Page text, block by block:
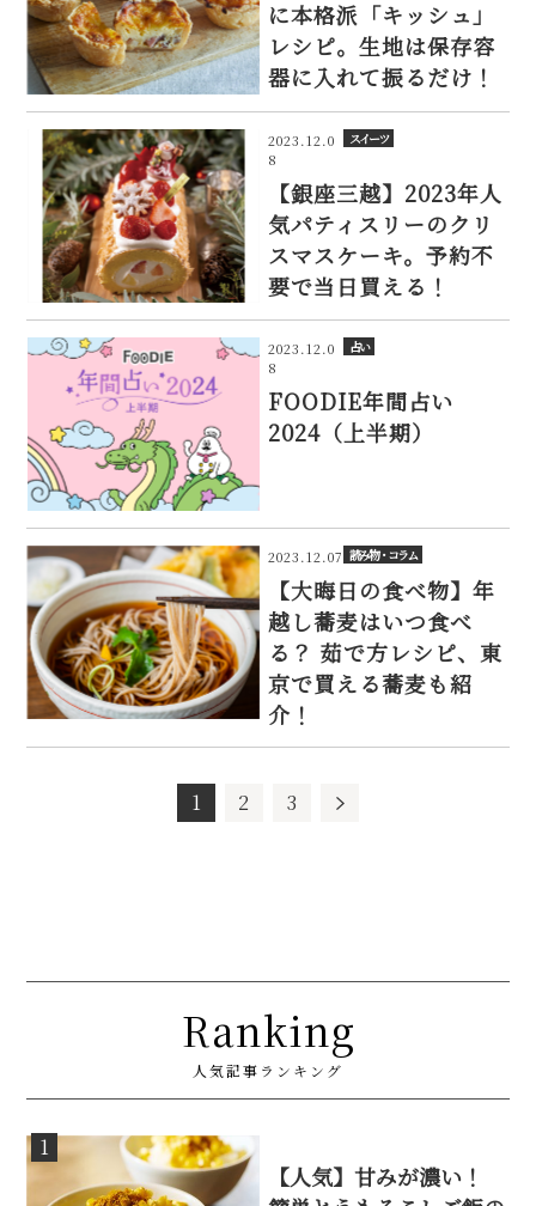
に本格派「キッシュ」
レシピ。生地は保存容
器に入れて振るだけ！
2023.12.0
8
スイーツ
【銀座三越】2023年人
気パティスリーのクリ
スマスケーキ。予約不
要で当日買える！
2023.12.0
8
占い
FOODIE年間占い
2024（上半期）
2023.12.07 読み物・コラム
【大晦日の食べ物】年
越し蕎麦はいつ食べ
る？ 茹で方レシピ、東
京で買える蕎麦も紹
介！
1 2 3
Ranking
人気記事ランキング
1
【人気】甘みが濃い！